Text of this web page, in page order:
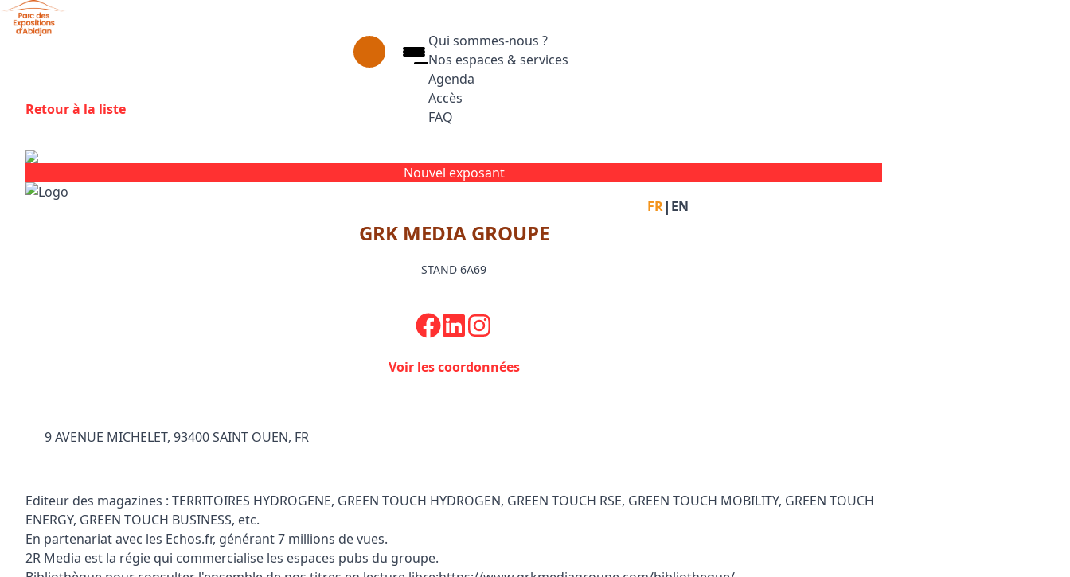
Aller au contenu principal
Qui sommes-nous ?
Nos espaces & services
Agenda
Accès
FAQ
Facebook
Instagram
Linkedin
FR| EN
Retour à la liste
Nouvel exposant
GRK MEDIA GROUPE
STAND 6A69
Voir les coordonnées
9 AVENUE MICHELET, 93400 SAINT OUEN, FR
Editeur des magazines : TERRITOIRES HYDROGENE, GREEN TOUCH HYDROGEN, GREEN TOUCH RSE, GREEN TOUCH MOBILITY, GREEN TOUCH
ENERGY, GREEN TOUCH BUSINESS, etc.
En partenariat avec les Echos.fr, générant 7 millions de vues.
2R Media est la régie qui commercialise les espaces pubs du groupe.
Panneau de gestion des cookies